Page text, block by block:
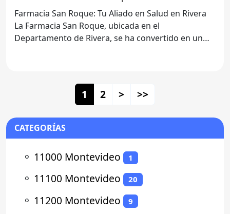
Farmacia San Roque: Tu Aliado en Salud en Rivera
La Farmacia San Roque, ubicada en el
Departamento de Rivera, se ha convertido en un
1 2 > >>
CATEGORÍAS
⚬ 11000 Montevideo 1
⚬ 11100 Montevideo 20
⚬ 11200 Montevideo 9